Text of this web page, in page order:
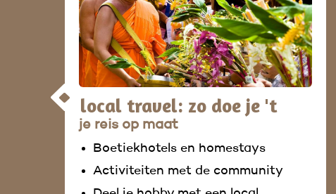
local travel: zo doe je 't
je reis op maat
Boetiekhotels en homestays
Activiteiten met de community